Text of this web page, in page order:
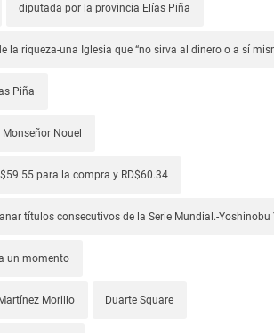
diputada por la provincia Elías Piña
la riqueza-una Iglesia que “no sirva al dinero o a sí
Piña
Nouel
para la compra y RD$60.34
títulos consecutivos de la Serie Mundial.-
un momento
Morillo Duarte Square